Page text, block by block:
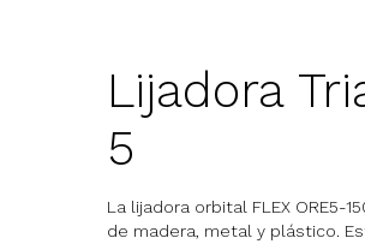
Lijadora
5
La lijadora orbital FLEX ORE5-
de madera, metal y plástico.